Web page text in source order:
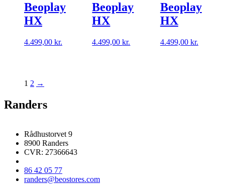
Beoplay
HX
4.499,00 kr.
Beoplay
HX
4.499,00kr.
Beoplay
HX
4.499,00 kr.
1 2 →
Randers
Rådhustorvet 9
8900 Randers
CVR: 27366643
86 42 05 77
randers@beostores.com